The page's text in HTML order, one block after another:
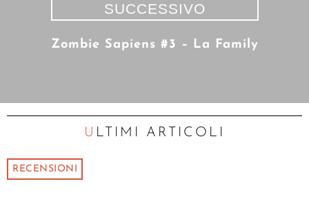
SUCCESSIVO
Zombie Sapiens #3 – La Family
ULTIMI ARTICOLI
RECENSIONI